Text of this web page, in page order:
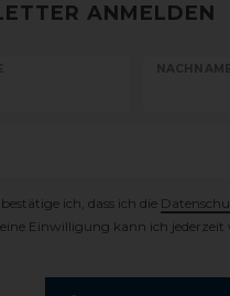
ANMELDEN
NACHNAME
ich, dass ich die
Einwilligung kann ich jederzeit